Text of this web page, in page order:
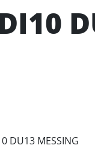
DU13 MESSING